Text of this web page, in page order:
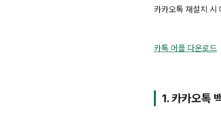
카카오톡 재설치 시
카톡 어플 다운로드
1. 카카오톡